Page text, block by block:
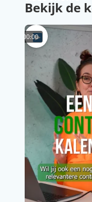
Bekijk de
00:00